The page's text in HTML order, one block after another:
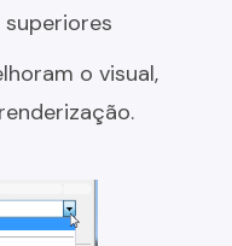
o visual,